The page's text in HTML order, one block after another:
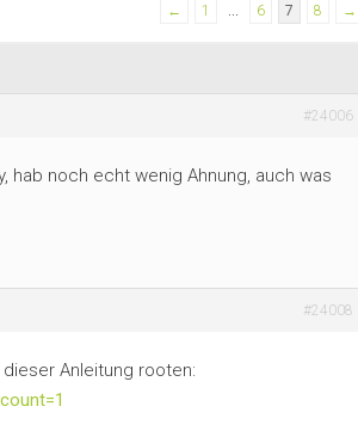
← 1 6 7 8 →
#24006
hab noch echt wenig Ahnung, auch was
#24008
Anleitung rooten: